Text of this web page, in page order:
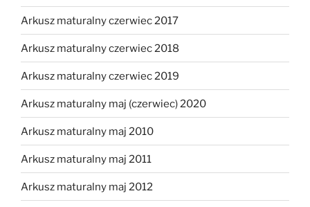
Arkusz maturalny czerwiec 2017
Arkusz maturalny czerwiec 2018
Arkusz maturalny czerwiec 2019
Arkusz maturalny maj (czerwiec) 2020
Arkusz maturalny maj 2010
Arkusz maturalny maj 2011
Arkusz maturalny maj 2012